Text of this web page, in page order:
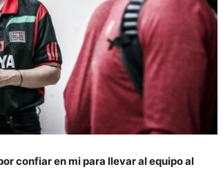
confiar en mi para llevar al equipo al